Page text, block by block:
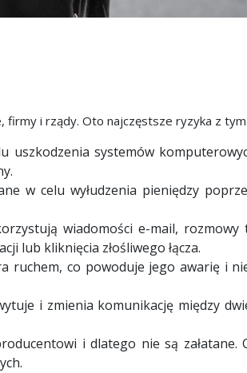
i rządy. Oto najczęstsze ryzyka z tym
uszkodzenia systemów
w celu wyłudzenia pieniędzy
wiadomości e-mail, rozmowy
lub kliknięcia złośliwego łącza.
co powoduje jego awarię i
i zmienia komunikację między
i dlatego nie są załatane.